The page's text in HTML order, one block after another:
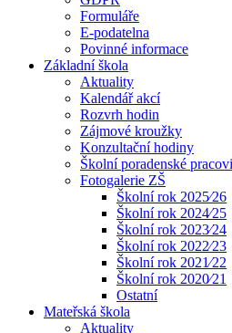
Formuláře
E-podatelna
Povinné informace
Základní škola
Aktuality
Kalendář akcí
Rozvrh hodin
Zájmové kroužky
Konzultační hodiny
Školní poradenské
Fotogalerie ZŠ
Školní rok 2025⁄26
Školní rok 2024⁄25
Školní rok 2023⁄24
Školní rok 2022⁄23
Školní rok 2021⁄22
Školní rok 2020⁄21
Ostatní
Mateřská škola
Aktuality